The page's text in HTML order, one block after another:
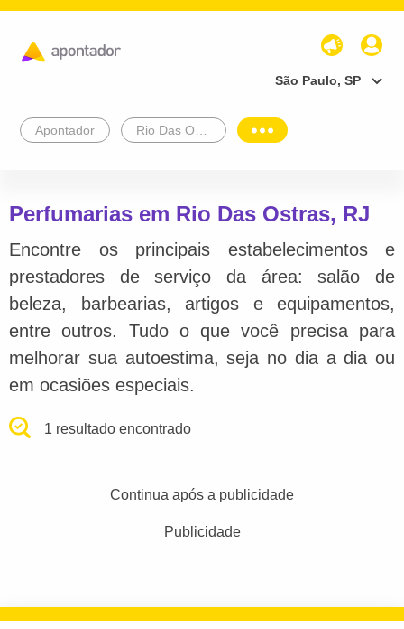
São Paulo, SP
Apontador
Perfumarias em Rio Das Ostras, RJ
Encontre os principais estabelecimentos e
prestadores de serviço da área: salão de
beleza, barbearias, artigos e equipamentos,
entre outros. Tudo o que você precisa para
melhorar sua autoestima, seja no dia a dia ou
em ocasiões especiais.
1 resultado encontrado
Continua após a publicidade
Publicidade